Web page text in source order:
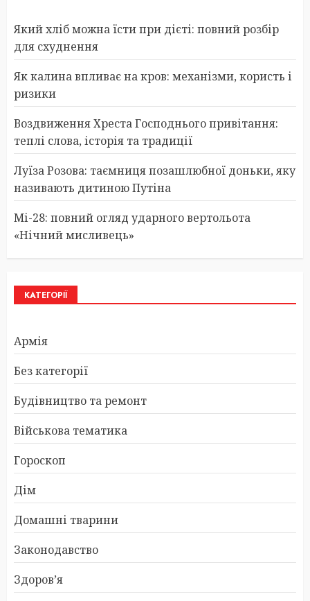
Який хліб можна їсти при дієті: повний розбір
для схуднення
Як калина впливає на кров: механізми, користь і
ризики
Воздвиження Хреста Господнього привітання:
теплі слова, історія та традиції
Луїза Розова: таємниця позашлюбної доньки, яку
називають дитиною Путіна
Мі-28: повний огляд ударного вертольота
«Нічний мисливець»
КАТЕГОРІЇ
Армія
Без категорії
Будівництво та ремонт
Військова тематика
Гороскоп
Дім
Домашні тварини
Законодавство
Здоров’я